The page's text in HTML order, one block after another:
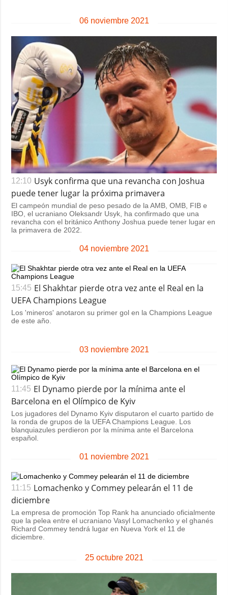
06 noviembre 2021
12:10 Usyk confirma que una revancha con Joshua
puede tener lugar la próxima primavera
El campeón mundial de peso pesado de la AMB, OMB, FIB e
IBO, el ucraniano Oleksandr Usyk, ha confirmado que una
revancha con el británico Anthony Joshua puede tener lugar en
la primavera de 2022.
04 noviembre 2021
15:45 El Shakhtar pierde otra vez ante el Real en la
UEFA Champions League
Los 'mineros' anotaron su primer gol en la Champions League
de este año.
03 noviembre 2021
11:45 El Dynamo pierde por la mínima ante el
Barcelona en el Olímpico de Kyiv
Los jugadores del Dynamo Kyiv disputaron el cuarto partido de
la ronda de grupos de la UEFA Champions League. Los
blanquiazules perdieron por la mínima ante el Barcelona
español.
01 noviembre 2021
11:15 Lomachenko y Commey pelearán el 11 de
diciembre
La empresa de promoción Top Rank ha anunciado oficialmente
que la pelea entre el ucraniano Vasyl Lomachenko y el ghanés
Richard Commey tendrá lugar en Nueva York el 11 de
diciembre.
25 octubre 2021